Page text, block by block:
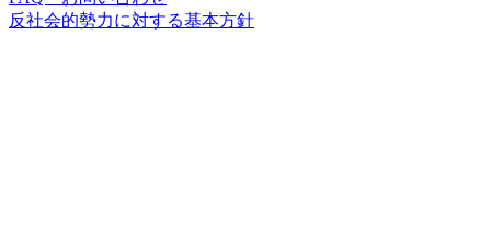
反社会的勢力に対する基本方針